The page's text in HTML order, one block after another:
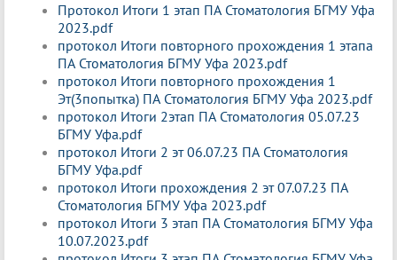
Протокол Итоги 1 этап ПА Стоматология БГМУ Уфа
2023.pdf
протокол Итоги повторного прохождения 1 этапа
ПА Стоматология БГМУ Уфа 2023.pdf
протокол Итоги повторного прохождения 1
Эт(3попытка) ПА Стоматология БГМУ Уфа 2023.pdf
протокол Итоги 2этап ПА Стоматология 05.07.23
БГМУ Уфа.pdf
протокол Итоги 2 эт 06.07.23 ПА Стоматология
БГМУ Уфа.pdf
протокол Итоги прохождения 2 эт 07.07.23 ПА
Стоматология БГМУ Уфа 2023.pdf
протокол Итоги 3 этап ПА Стоматология БГМУ Уфа
10.07.2023.pdf